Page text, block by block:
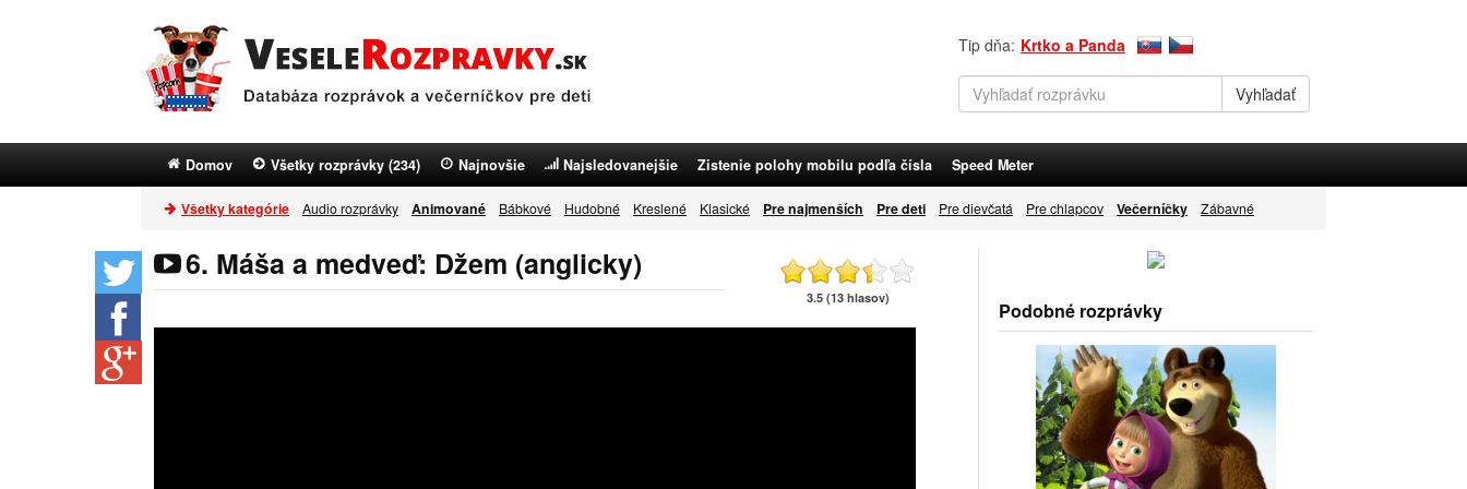
Tip dňa: Krtko a Panda
Domov Všetky rozprávky (234) Najnovšie Najsledovanejšie Zistenie polohy mobilu podľa čísla Speed Meter
Všetky kategórie Audio rozprávky Animované Bábkové Hudobné Kreslené Klasické Pre najmenších Pre deti Pre dievčatá Pre chlapcov Večerníčky Zábavné
6. Máša a medveď: Džem (anglicky)
3.5 (13 hlasov)
Podobné rozprávky